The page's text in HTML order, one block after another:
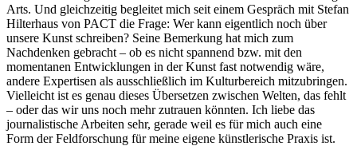
Arts. Und gleichzeitig begleitet mich seit einem Gespräch mit Stefan
Hilterhaus von PACT die Frage: Wer kann eigentlich noch über
unsere Kunst schreiben? Seine Bemerkung hat mich zum
Nachdenken gebracht – ob es nicht spannend bzw. mit den
momentanen Entwicklungen in der Kunst fast notwendig wäre,
andere Expertisen als ausschließlich im Kulturbereich mitzubringen.
Vielleicht ist es genau dieses Übersetzen zwischen Welten, das fehlt
– oder das wir uns noch mehr zutrauen könnten. Ich liebe das
journalistische Arbeiten sehr, gerade weil es für mich auch eine
Form der Feldforschung für meine eigene künstlerische Praxis ist.